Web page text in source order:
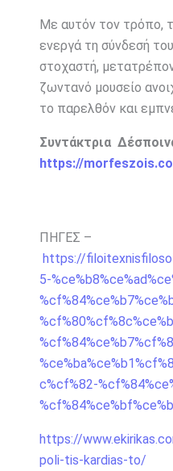
Με αυτόν τον τρόπο,
ενεργά τη σύνδεσή
στοχαστή,
ζωντανό μουσείο
το παρελθόν και
Συντάκτρια
https://
ΠΗΓΕΣ –
https://
5-
c%cf%82-
https://
poli-tis-kardias-to/